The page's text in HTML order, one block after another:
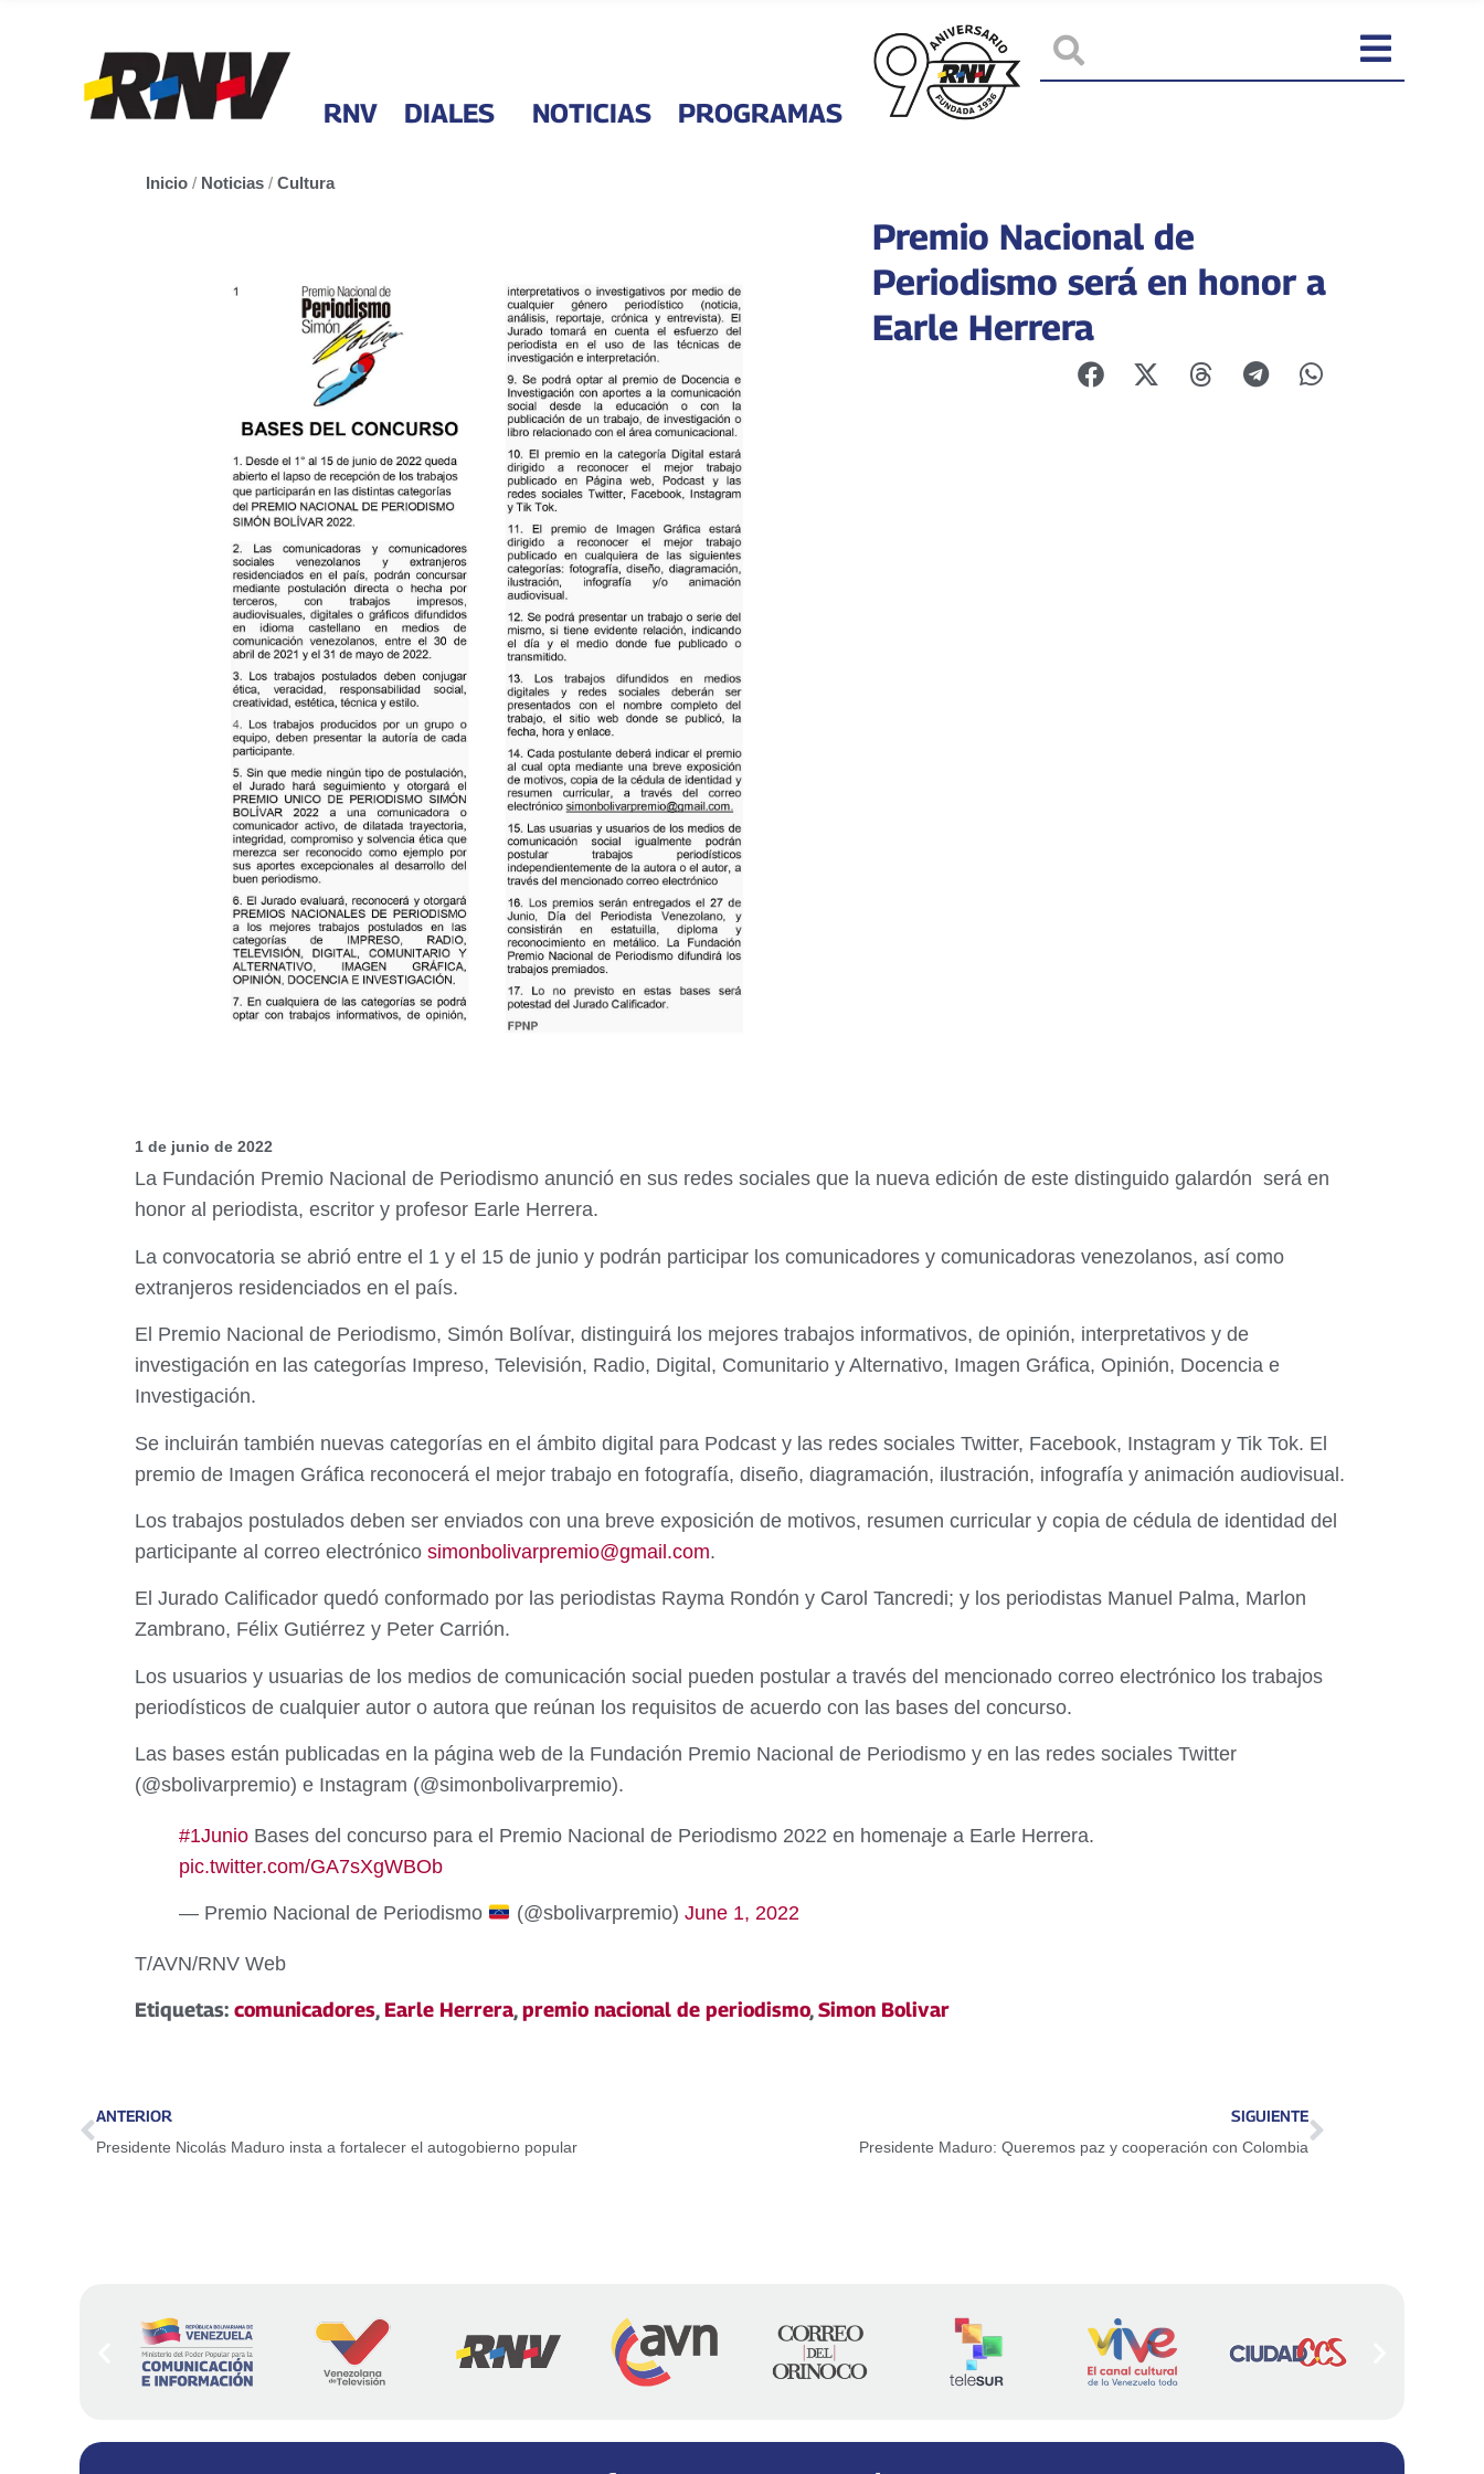
RNV DIALES NOTICIAS PROGRAMAS
Inicio / Noticias / Cultura
Premio Nacional de
Periodismo será en honor a
Earle Herrera
1 de junio de 2022
La Fundación Premio Nacional de Periodismo anunció en sus redes sociales que la nueva edición de este distinguido galardón será en
honor al periodista, escritor y profesor Earle Herrera.
La convocatoria se abrió entre el 1 y el 15 de junio y podrán participar los comunicadores y comunicadoras venezolanos, así como
extranjeros residenciados en el país.
El Premio Nacional de Periodismo, Simón Bolívar, distinguirá los mejores trabajos informativos, de opinión, interpretativos y de
investigación en las categorías Impreso, Televisión, Radio, Digital, Comunitario y Alternativo, Imagen Gráfica, Opinión, Docencia e
Investigación.
Se incluirán también nuevas categorías en el ámbito digital para Podcast y las redes sociales Twitter, Facebook, Instagram y Tik Tok. El
premio de Imagen Gráfica reconocerá el mejor trabajo en fotografía, diseño, diagramación, ilustración, infografía y animación audiovisual.
Los trabajos postulados deben ser enviados con una breve exposición de motivos, resumen curricular y copia de cédula de identidad del
participante al correo electrónico simonbolivarpremio@gmail.com.
El Jurado Calificador quedó conformado por las periodistas Rayma Rondón y Carol Tancredi; y los periodistas Manuel Palma, Marlon
Zambrano, Félix Gutiérrez y Peter Carrión.
Los usuarios y usuarias de los medios de comunicación social pueden postular a través del mencionado correo electrónico los trabajos
periodísticos de cualquier autor o autora que reúnan los requisitos de acuerdo con las bases del concurso.
Las bases están publicadas en la página web de la Fundación Premio Nacional de Periodismo y en las redes sociales Twitter
(@sbolivarpremio) e Instagram (@simonbolivarpremio).
#1Junio Bases del concurso para el Premio Nacional de Periodismo 2022 en homenaje a Earle Herrera.
pic.twitter.com/GA7sXgWBOb
— Premio Nacional de Periodismo (@sbolivarpremio) June 1, 2022
T/AVN/RNV Web
Etiquetas: comunicadores, Earle Herrera,premio nacional de periodismo,Simon Bolivar
ANTERIOR
Presidente Nicolás Maduro insta a fortalecer el autogobierno popular
SIGUIENTE
Presidente Maduro: Queremos paz y cooperación con Colombia